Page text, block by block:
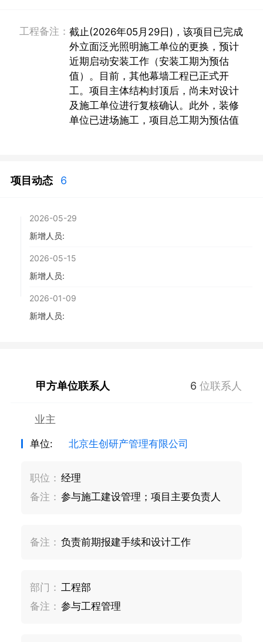
工程备注： 截止(2026年05月29日)，该项目已完成
外立面泛光照明施工单位的更换，预计
近期启动安装工作（安装工期为预估
值）。目前，其他幕墙工程已正式开
工。项目主体结构封顶后，尚未对设计
及施工单位进行复核确认。此外，装修
单位已进场施工，项目总工期为预估值
项目动态 6
2026-05-29
新增人员:
2026-05-15
新增人员:
2026-01-09
新增人员:
甲方单位联系人 6 位联系人
业主
单位: 北京生创研产管理有限公司
职位： 经理
备注： 参与施工建设管理；项目主要负责人
备注： 负责前期报建手续和设计工作
部门： 工程部
备注： 参与工程管理